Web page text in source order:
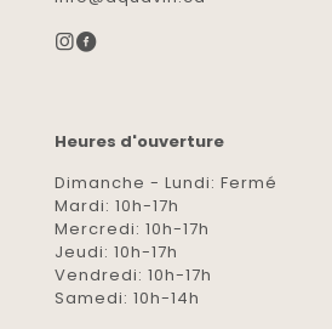
Heures d'ouverture
Dimanche - Lundi: Fermé
Mardi: 10h-17h
Mercredi: 10h-17h
Jeudi: 10h-17h
Vendredi: 10h-17h
Samedi: 10h-14h